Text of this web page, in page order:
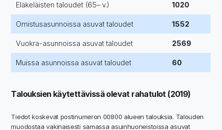
Eläkeläisten taloudet (65– v.) 1020
Omistusasunnoissa asuvat taloudet 1552
Vuokra-asunnoissa asuvat taloudet 2569
Muissa asunnoissa asuvat taloudet 60
Talouksien käytettävissä olevat rahatulot (2019)
Tiedot koskevat postinumeron 00800 alueen talouksia. Talouden
muodostaa vakinaisesti samassa asuinhuoneistoissa asuvat